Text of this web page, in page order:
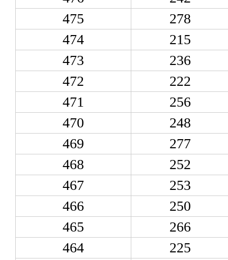
475
278
474
215
473
236
472
222
471
256
470
248
469
277
468
252
467
253
466
250
465
266
464
225